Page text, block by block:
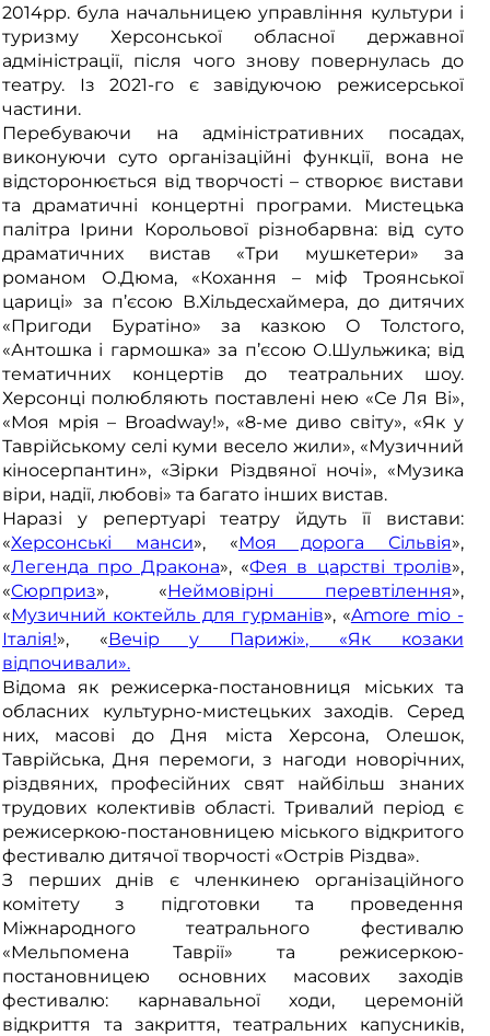
2014рр. була начальницею управління культури і
туризму Херсонської обласної державної
адміністрації, після чого знову повернулась до
театру. Із 2021-го є завідуючою режисерської
частини.
Перебуваючи на адміністративних посадах,
виконуючи суто організаційні функції, вона не
відсторонюється від творчості – створює вистави
та драматичні концертні програми. Мистецька
палітра Ірини Корольової різнобарвна: від суто
драматичних вистав «Три мушкетери» за
романом О.Дюма, «Кохання – міф Троянської
цариці» за п’єсою В.Хільдесхаймера, до дитячих
«Пригоди Буратіно» за казкою О Толстого,
«Антошка і гармошка» за п’єсою О.Шульжика; від
тематичних концертів до театральних шоу.
Херсонці полюбляють поставлені нею «Се Ля Ві»,
«Моя мрія – Broadway!», «8-ме диво світу», «Як у
Таврійському селі куми весело жили», «Музичний
кіносерпантин», «Зірки Різдвяної ночі», «Музика
віри, надії, любові» та багато інших вистав.
Наразі у репертуарі театру йдуть її вистави:
«Херсонські манси», «Моя дорога Сільвія»,
«Легенда про Дракона», «Фея в царстві тролів»,
«Сюрприз», «Неймовірні перевтілення»,
«Музичний коктейль для гурманів», «Amore mio -
Італія!», «Вечір у Парижі», «Як козаки
відпочивали».
Відома як режисерка-постановниця міських та
обласних культурно-мистецьких заходів. Серед
них, масові до Дня міста Херсона, Олешок,
Таврійська, Дня перемоги, з нагоди новорічних,
різдвяних, професійних свят найбільш знаних
трудових колективів області. Тривалий період є
режисеркою-постановницею міського відкритого
фестивалю дитячої творчості «Острів Різдва».
З перших днів є членкинею організаційного
комітету з підготовки та проведення
Міжнародного театрального фестивалю
«Мельпомена Таврії» та режисеркою-
постановницею основних масових заходів
фестивалю: карнавальної ходи, церемоній
відкриття та закриття, театральних капусників,